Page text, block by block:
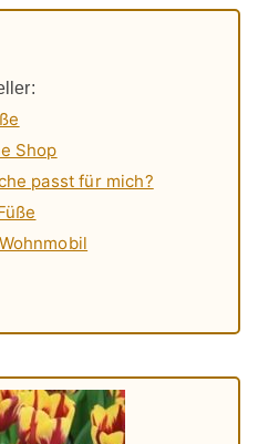
Shop
passt für mich?